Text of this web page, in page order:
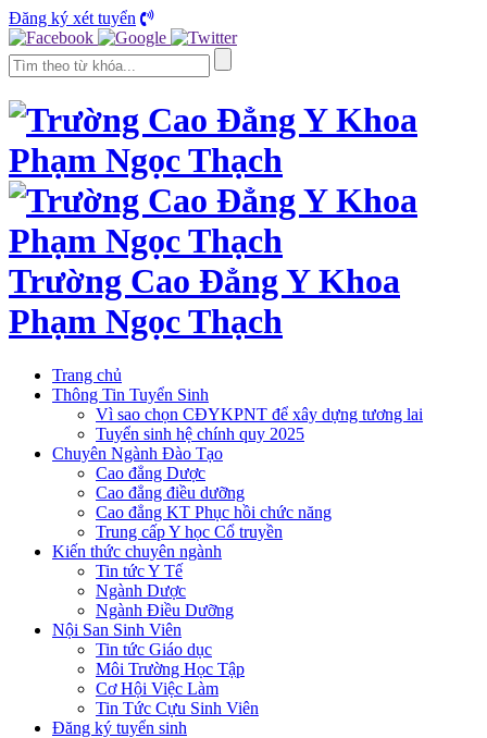
Đăng ký xét tuyển
Trường Cao Đẳng Y Khoa
Phạm Ngọc Thạch
Trang chủ
Thông Tin Tuyển Sinh
Vì sao chọn CĐYKPNT để xây dựng tương lai
Tuyển sinh hệ chính quy 2025
Chuyên Ngành Đào Tạo
Cao đẳng Dược
Cao đẳng điều dưỡng
Cao đẳng KT Phục hồi chức năng
Trung cấp Y học Cổ truyền
Kiến thức chuyên ngành
Tin tức Y Tế
Ngành Dược
Ngành Điều Dưỡng
Nội San Sinh Viên
Tin tức Giáo dục
Môi Trường Học Tập
Cơ Hội Việc Làm
Tin Tức Cựu Sinh Viên
Đăng ký tuyển sinh